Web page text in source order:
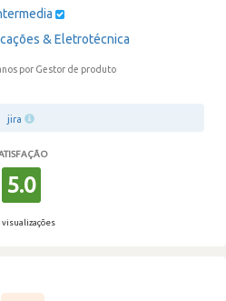
·
& Eletrotécnica
por Gestor de produto
jira
5.0
visualizações